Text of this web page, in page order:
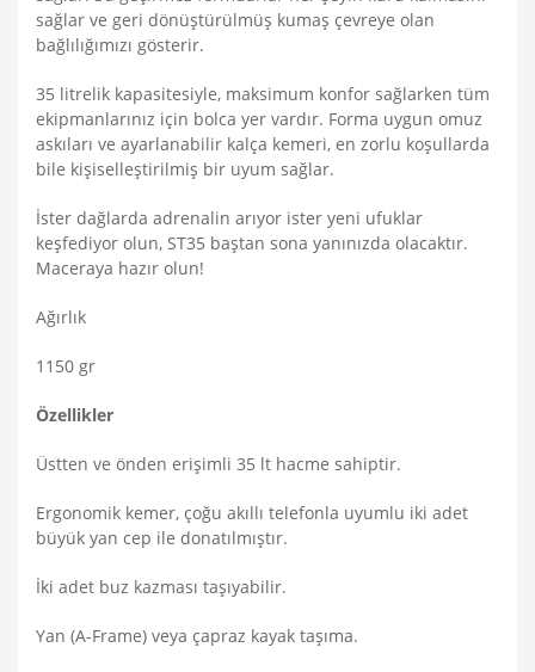
sağlar ve geri dönüştürülmüş kumaş çevreye olan
bağlılığımızı gösterir.
35 litrelik kapasitesiyle, maksimum konfor sağlarken tüm
ekipmanlarınız için bolca yer vardır. Forma uygun omuz
askıları ve ayarlanabilir kalça kemeri, en zorlu koşullarda
bile kişiselleştirilmiş bir uyum sağlar.
İster dağlarda adrenalin arıyor ister yeni ufuklar
keşfediyor olun, ST35 baştan sona yanınızda olacaktır.
Maceraya hazır olun!
Ağırlık
1150 gr
Özellikler
Üstten ve önden erişimli 35 lt hacme sahiptir.
Ergonomik kemer, çoğu akıllı telefonla uyumlu iki adet
büyük yan cep ile donatılmıştır.
İki adet buz kazması taşıyabilir.
Yan (A-Frame) veya çapraz kayak taşıma.